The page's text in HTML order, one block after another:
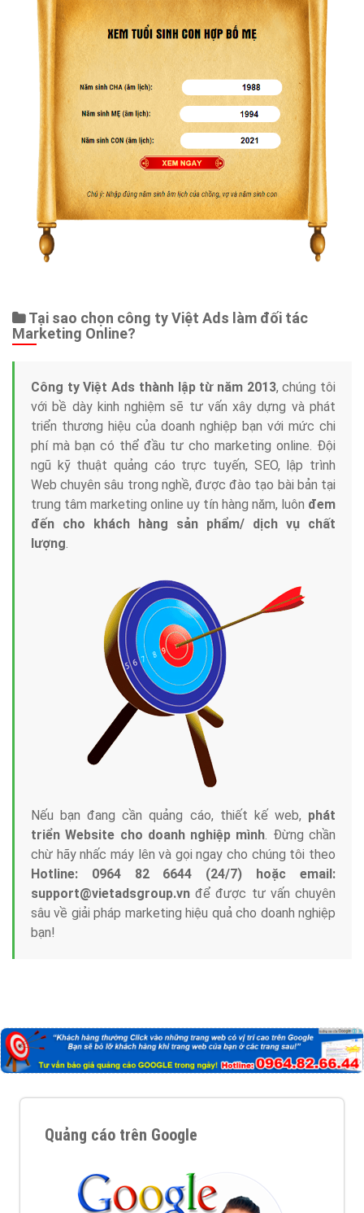
Tại sao chọn công ty Việt Ads làm đối tác
Marketing Online?
Công ty Việt Ads thành lập từ năm 2013, chúng tôi
với bề dày kinh nghiệm sẽ tư vấn xây dựng và phát
triển thương hiệu của doanh nghiệp bạn với mức chi
phí mà bạn có thể đầu tư cho marketing online. Đội
ngũ kỹ thuật quảng cáo trực tuyến, SEO, lập trình
Web chuyên sâu trong nghề, được đào tạo bài bản tại
trung tâm marketing online uy tín hàng năm, luôn đem
đến cho khách hàng sản phẩm/ dịch vụ chất
lượng.
Nếu bạn đang cần quảng cáo, thiết kế web, phát
triển Website cho doanh nghiệp mình. Đừng chần
chừ hãy nhấc máy lên và gọi ngay cho chúng tôi theo
Hotline: 0964 82 6644 (24/7) hoặc email:
support@vietadsgroup.vn để được tư vấn chuyên
sâu về giải pháp marketing hiệu quả cho doanh nghiệp
bạn!
Quảng cáo trên Google